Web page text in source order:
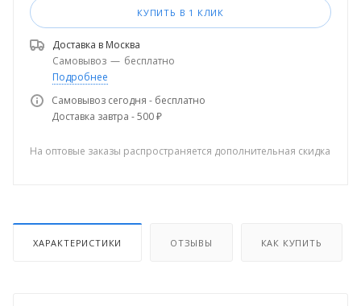
КУПИТЬ В 1 КЛИК
Доставка в Москва
Самовывоз — бесплатно
Подробнее
Самовывоз сегодня - бесплатно
Доставка завтра - 500 ₽
На оптовые заказы распространяется дополнительная скидка
ХАРАКТЕРИСТИКИ ОТЗЫВЫ КАК КУПИТЬ